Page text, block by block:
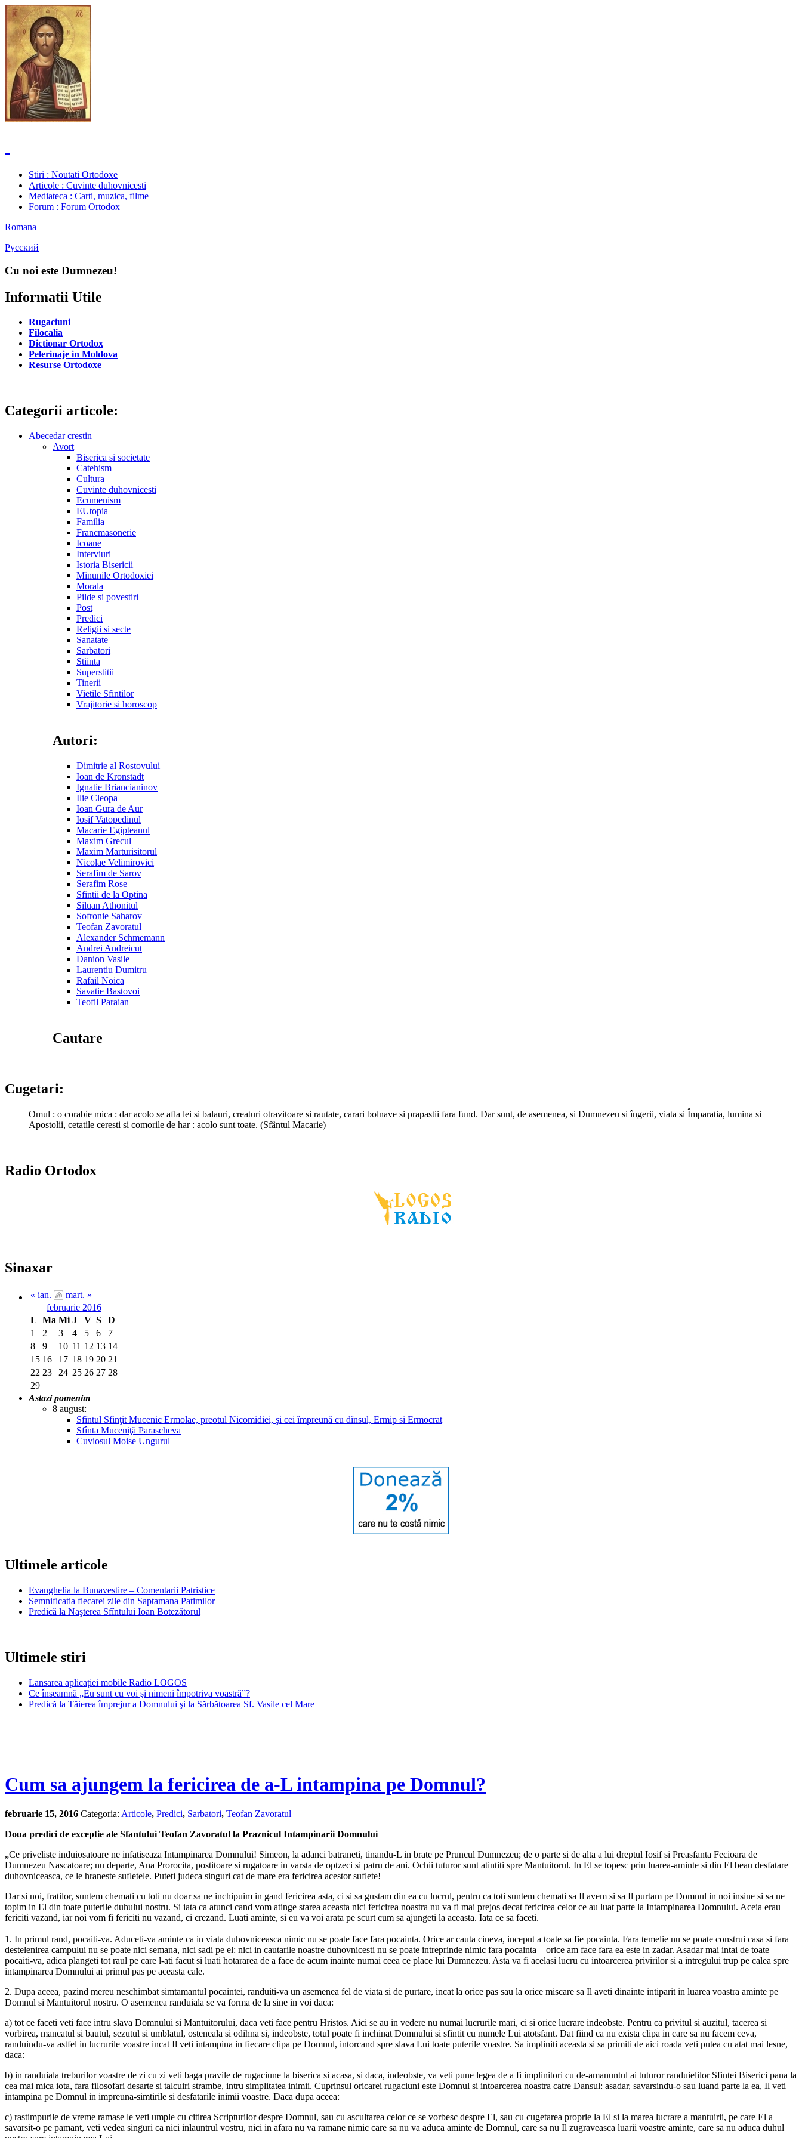
Stiri : Noutati Ortodoxe
Articole : Cuvinte duhovnicesti
Mediateca : Carti, muzica, filme
Forum : Forum Ortodox
Romana
Русский
Cu noi este Dumnezeu!
Informatii Utile
Rugaciuni
Filocalia
Dictionar Ortodox
Pelerinaje in Moldova
Resurse Ortodoxe
Categorii articole:
Abecedar crestin
Avort
Biserica si societate
Catehism
Cultura
Cuvinte duhovnicesti
Ecumenism
EUtopia
Familia
Francmasonerie
Icoane
Interviuri
Istoria Bisericii
Minunile Ortodoxiei
Morala
Pilde si povestiri
Post
Predici
Religii si secte
Sanatate
Sarbatori
Stiinta
Superstitii
Tinerii
Vietile Sfintilor
Vrajitorie si horoscop
Autori:
Dimitrie al Rostovului
Ioan de Kronstadt
Ignatie Briancianinov
Ilie Cleopa
Ioan Gura de Aur
Iosif Vatopedinul
Macarie Egipteanul
Maxim Grecul
Maxim Marturisitorul
Nicolae Velimirovici
Serafim de Sarov
Serafim Rose
Sfintii de la Optina
Siluan Athonitul
Sofronie Saharov
Teofan Zavoratul
Alexander Schmemann
Andrei Andreicut
Danion Vasile
Laurentiu Dumitru
Rafail Noica
Savatie Bastovoi
Teofil Paraian
Cautare
Cugetari:
Omul : o corabie mica : dar acolo se afla lei si balauri, creaturi otravitoare si rautate, carari bolnave si prapastii fara fund. Dar sunt, de asemenea, si Dumnezeu si îngerii, viata si Împaratia, lumina si
Apostolii, cetatile ceresti si comorile de har : acolo sunt toate. (Sfântul Macarie)
Radio Ortodox
Sinaxar
« ian.
mart. »
februarie 2016
L Ma Mi J V S
D
1
2 3 4 5 6
7
8
9 10 11 12 13 14
15 16 17 18 19 20 21
22 23 24 25 26 27 28
29
Astazi pomenim
8 august:
Sfîntul Sfinţit Mucenic Ermolae, preotul Nicomidiei, şi cei împreună cu dînsul, Ermip si Ermocrat
Sfînta Muceniţă Parascheva
Cuviosul Moise Ungurul
Ultimele articole
Evanghelia la Bunavestire – Comentarii Patristice
Semnificatia fiecarei zile din Saptamana Patimilor
Predică la Naşterea Sfîntului Ioan Botezătorul
Ultimele stiri
Lansarea aplicației mobile Radio LOGOS
Ce înseamnă „Eu sunt cu voi şi nimeni împotriva voastră”?
Predică la Tăierea împrejur a Domnului şi la Sărbătoarea Sf. Vasile cel Mare
Cum sa ajungem la fericirea de a-L intampina pe Domnul?
februarie 15, 2016 Categoria: Articole, Predici, Sarbatori, Teofan Zavoratul
Doua predici de exceptie ale Sfantului Teofan Zavoratul la Praznicul Intampinarii Domnului
„Ce priveliste induiosatoare ne infatiseaza Intampinarea Domnului! Simeon, la adanci batraneti, tinandu-L in brate pe Pruncul Dumnezeu; de o parte si de alta a lui dreptul Iosif si Preasfanta Fecioara de
Dumnezeu Nascatoare; nu departe, Ana Prorocita, postitoare si rugatoare in varsta de optzeci si patru de ani. Ochii tuturor sunt atintiti spre Mantuitorul. In El se topesc prin luarea-aminte si din El beau desfatare
duhovniceasca, ce le hraneste sufletele. Puteti judeca singuri cat de mare era fericirea acestor suflete!
Dar si noi, fratilor, suntem chemati cu toti nu doar sa ne inchipuim in gand fericirea asta, ci si sa gustam din ea cu lucrul, pentru ca toti suntem chemati sa Il avem si sa Il purtam pe Domnul in noi insine si sa ne
topim in El din toate puterile duhului nostru. Si iata ca atunci cand vom atinge starea aceasta nici fericirea noastra nu va fi mai prejos decat fericirea celor ce au luat parte la Intampinarea Domnului. Aceia erau
fericiti vazand, iar noi vom fi fericiti nu vazand, ci crezand. Luati aminte, si eu va voi arata pe scurt cum sa ajungeti la aceasta. Iata ce sa faceti.
1. In primul rand, pocaiti-va. Aduceti-va aminte ca in viata duhovniceasca nimic nu se poate face fara pocainta. Orice ar cauta cineva, inceput a toate sa fie pocainta. Fara temelie nu se poate construi casa si fara
destelenirea campului nu se poate nici semana, nici sadi pe el: nici in cautarile noastre duhovnicesti nu se poate intreprinde nimic fara pocainta – orice am face fara ea este in zadar. Asadar mai intai de toate
pocaiti-va, adica plangeti tot raul pe care l-ati facut si luati hotararea de a face de acum inainte numai ceea ce place lui Dumnezeu. Asta va fi acelasi lucru cu intoarcerea privirilor si a intregului trup pe calea spre
intampinarea Domnului ai primul pas pe aceasta cale.
2. Dupa aceea, pazind mereu neschimbat simtamantul pocaintei, randuiti-va un asemenea fel de viata si de purtare, incat la orice pas sau la orice miscare sa Il aveti dinainte intiparit in luarea voastra aminte pe
Domnul si Mantuitorul nostru. O asemenea randuiala se va forma de la sine in voi daca:
a) tot ce faceti veti face intru slava Domnului si Mantuitorului, daca veti face pentru Hristos. Aici se au in vedere nu numai lucrurile mari, ci si orice lucrare indeobste. Pentru ca privitul si auzitul, tacerea si
vorbirea, mancatul si bautul, sezutul si umblatul, osteneala si odihna si, indeobste, totul poate fi inchinat Domnului si sfintit cu numele Lui atotsfant. Dat fiind ca nu exista clipa in care sa nu facem ceva,
randuindu-va astfel in lucrurile voastre incat Il veti intampina in fiecare clipa pe Domnul, intorcand spre slava Lui toate puterile voastre. Sa impliniti aceasta si sa primiti de aici roada veti putea cu atat mai lesne,
daca:
b) in randuiala treburilor voastre de zi cu zi veti baga pravile de rugaciune la biserica si acasa, si daca, indeobste, va veti pune legea de a fi implinitori cu de-amanuntul ai tuturor randuielilor Sfintei Biserici pana la
cea mai mica iota, fara filosofari desarte si talcuiri strambe, intru simplitatea inimii. Cuprinsul oricarei rugaciuni este Domnul si intoarcerea noastra catre Dansul: asadar, savarsindu-o sau luand parte la ea, Il veti
intampina pe Domnul in impreuna-simtirile si desfatarile inimii voastre. Daca dupa aceea:
c) rastimpurile de vreme ramase le veti umple cu citirea Scripturilor despre Domnul, sau cu ascultarea celor ce se vorbesc despre El, sau cu cugetarea proprie la El si la marea lucrare a mantuirii, pe care El a
savarsit-o pe pamant, veti vedea singuri ca nici inlauntrul vostru, nici in afara nu va ramane nimic care sa nu va aduca aminte de Domnul, care sa nu Il zugraveasca luarii voastre aminte, care sa nu aduca duhul